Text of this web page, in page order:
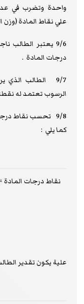
واحدة وتضرب في
علي نقاط المادة (وزن
درجات المادة .
9/7 الطالب
الرسوب تعتمد له نقطتان (2.0) للمادة التي
9/8 تحسب نقاط
كما يلي :
نقاط درجات المادة
علية يكون تقدير